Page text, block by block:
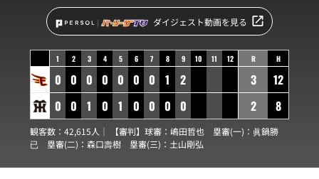
ダイジェスト動画を見る
1 2 3 4 5 6 7 8 9 10 11 12
0 0 0 0 0 0 0 1
2
0 0 1 0 1 0 0 0 0
R H
3
12
2
8
観客数：42,615人｜ 【審判】球審： 嶋田哲也 塁審(一)： 眞鍋勝
已 塁審(二)： 森口壽樹 塁審(三)： 土山剛弘